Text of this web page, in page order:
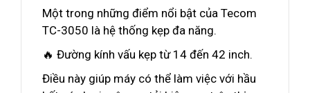
Một trong những điểm nổi bật của Tecom
TC-3050 là hệ thống kẹp đa năng.
🔥 Đường kính vấu kẹp từ 14 đến 42 inch.
Điều này giúp máy có thể làm việc với hầu